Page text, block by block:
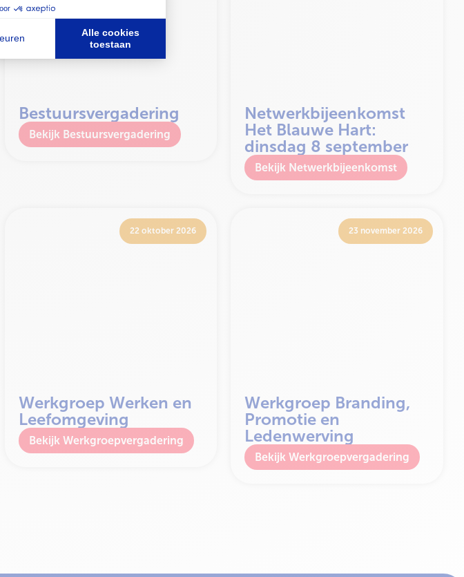
Bestuursvergadering
Bestuursvergadering
Netwerkbijeenkomst
Het Blauwe Hart:
dinsdag 8 september
Netwerkbijeenkomst
22 oktober 2026
Werkgroep Werken en
Leefomgeving
Werkgroepvergadering
23 november 2026
Werkgroep Branding,
Promotie en
Ledenwerving
Werkgroepvergadering